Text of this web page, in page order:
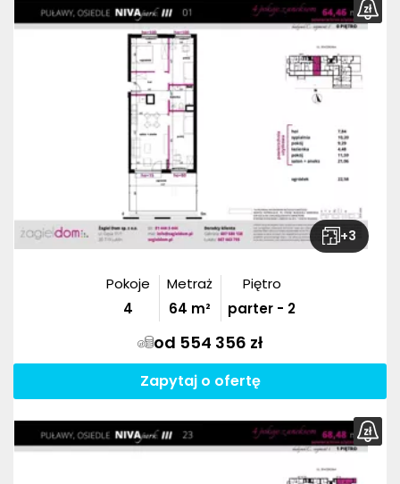
+3
Pokoje
4
Metraż
64 m²
Piętro
parter - 2
od 554 356 zł
Zapytaj o ofertę